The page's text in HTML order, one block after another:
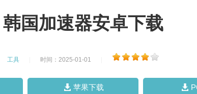
韩国加速器安卓下载
工具 时间：2025-01-01
苹果下载